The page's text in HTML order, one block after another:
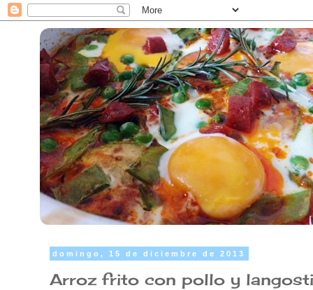
domingo, 15 de diciembre de 2013
Arroz frito con pollo y